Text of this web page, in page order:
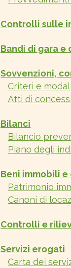
Controlli sulle
Bandi di gara
Sovvenzioni,
Criteri e
Atti di
Bilanci
Bilancio
Piano degli
Beni immobili
Patrimonio
Canoni di
Controlli e
Servizi erogati
Carta dei